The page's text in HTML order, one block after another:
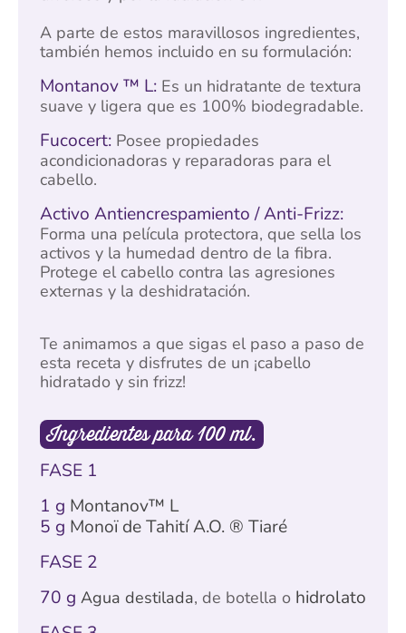
A parte de estos maravillosos ingredientes,
también hemos incluido en su formulación:
Montanov ™ L: Es un hidratante de textura
suave y ligera que es 100% biodegradable.
Fucocert: Posee propiedades
acondicionadoras y reparadoras para el
cabello.
Activo Antiencrespamiento / Anti-Frizz:
Forma una película protectora, que sella los
activos y la humedad dentro de la fibra.
Protege el cabello contra las agresiones
externas y la deshidratación.
Te animamos a que sigas el paso a paso de
esta receta y disfrutes de un ¡cabello
hidratado y sin frizz!
Ingredientes para 100 ml.
FASE 1
1 g Montanov™ L
5 g Monoï de Tahití A.O. ® Tiaré
FASE 2
70 g Agua destilada, de botella o hidrolato